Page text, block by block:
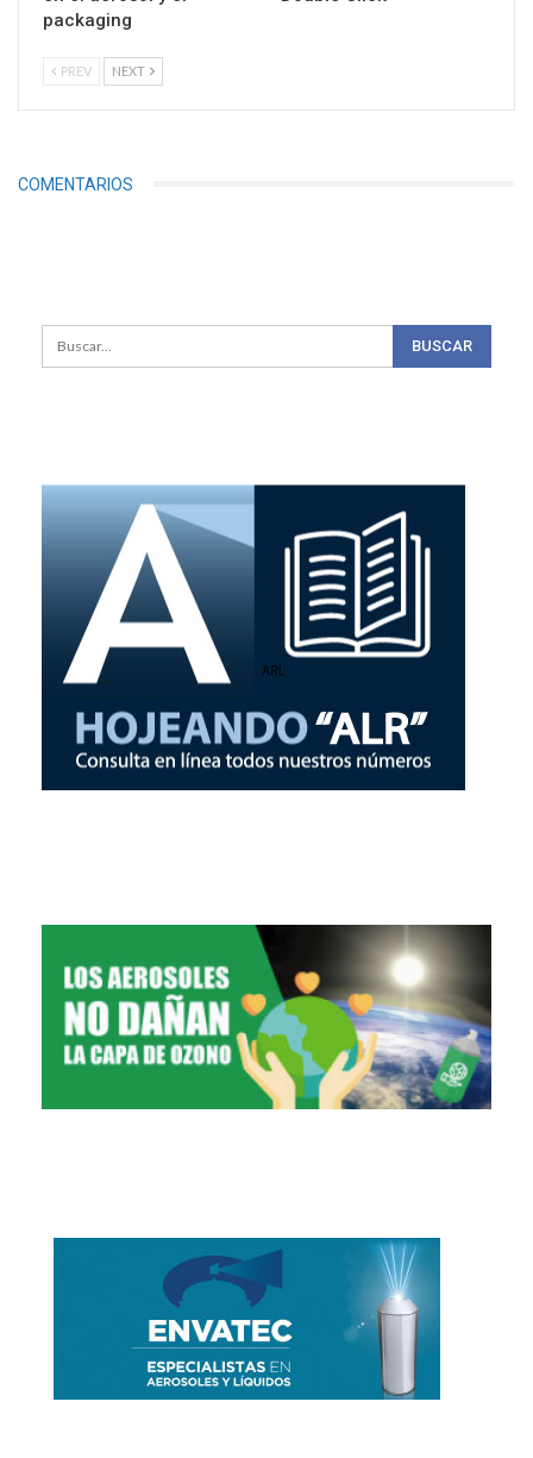
packaging
PREV NEXT
COMENTARIOS